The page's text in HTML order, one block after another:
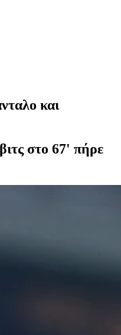
και
στο 67' πήρε